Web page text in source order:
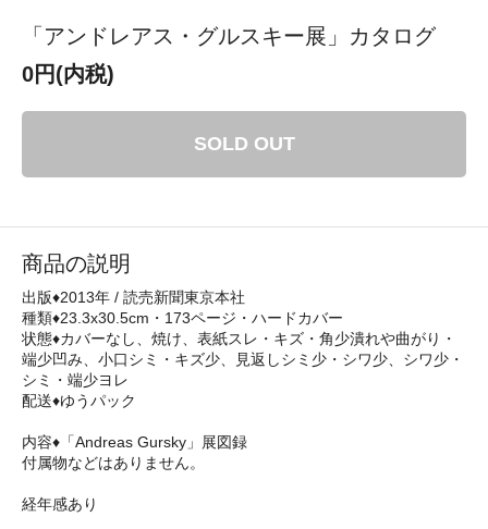
「アンドレアス・グルスキー展」カタログ
0円(内税)
SOLD OUT
商品の説明
出版♦2013年 / 読売新聞東京本社
種類♦23.3x30.5cm・173ページ・ハードカバー
状態♦カバーなし、焼け、表紙スレ・キズ・角少潰れや曲がり・
端少凹み、小口シミ・キズ少、見返しシミ少・シワ少、シワ少・
シミ・端少ヨレ
配送♦ゆうパック
内容♦「Andreas Gursky」展図録
付属物などはありません。
経年感あり